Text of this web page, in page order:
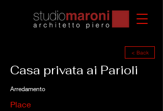
< Back
Casa privata ai Parioli
Arredamento
Place